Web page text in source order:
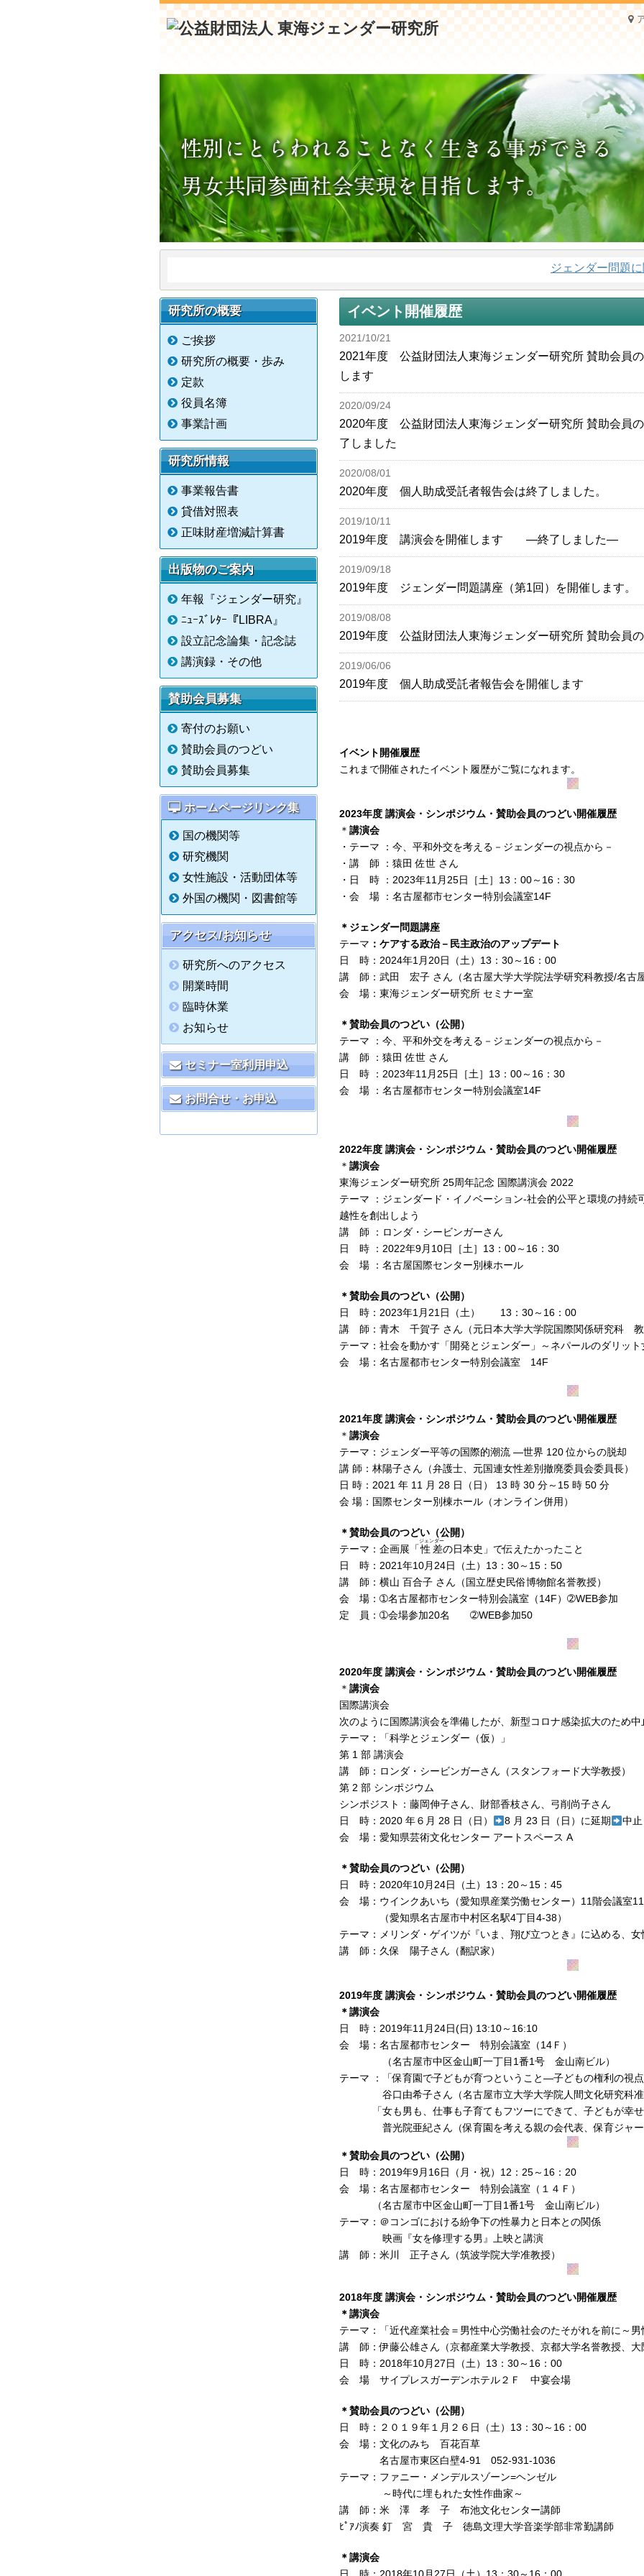
ジェンダー問題に関する
イベント開催履歴
2021/10/21
2021年度 公益財団法人東海ジェンダー研究所 賛助会員
します
2020/09/24
2020年度 公益財団法人東海ジェンダー研究所 賛助会員
了しました
2020/08/01
2020年度 個人助成受託者報告会は終了しました。
2019/10/11
2019年度 講演会を開催します —終了しました—
2019/09/18
2019年度 ジェンダー問題講座（第1回）を開催します。
2019/08/08
2019年度 公益財団法人東海ジェンダー研究所 賛助会員の
2019/06/06
2019年度 個人助成受託者報告会を開催します
イベント開催履歴
これまで開催されたイベント履歴がご覧になれます。
2023年度 講演会・シンポジウム・賛助会員のつどい開催履歴
＊ 講演会
・テーマ ：今、平和外交を考える－ジェンダーの視点から－
・講 師 ：猿田 佐世 さん
・日 時 ：2023年11月25日［土］13：00～16：30
・会 場 ：名古屋都市センター特別会議室14F
＊ジェンダー問題講座
テーマ ：ケアする政治－民主政治のアップデート
日 時：2024年1月20日（土）13：30～16：00
講 師：武田 宏子 さん（名古屋大学大学院法学研究科教授/名古屋
会 場：東海ジェンダー研究所 セミナー室
＊賛助会員のつどい（公開）
テーマ ：今、平和外交を考える－ジェンダーの視点から－
講 師 ：猿田 佐世 さん
日 時 ：2023年11月25日［土］13：00～16：30
会 場 ：名古屋都市センター特別会議室14F
2022年度 講演会・シンポジウム・賛助会員のつどい開催履歴
＊ 講演会
東海ジェンダー研究所 25周年記念 国際講演会 2022
テーマ ：ジェンダード・イノベーション-社会的公平と環境の持続
越性を創出しよう
講 師 ：ロンダ・シービンガーさん
日 時 ：2022年9月10日［土］13：00～16：30
会 場 ：名古屋国際センター別棟ホール
＊賛助会員のつどい（公開）
日 時：2023年1月21日（土） 13：30～16：00
講 師：青木 千賀子 さん（元日本大学大学院国際関係研究科 教
テーマ：社会を動かす「開発とジェンダー」～ネパールのダリット
会 場：名古屋都市センター特別会議室 14F
2021年度 講演会・シンポジウム・賛助会員のつどい開催履歴
＊ 講演会
テーマ：ジェンダー平等の国際的潮流 ―世界 120 位からの脱却
講 師：林陽子さん（弁護士、元国連女性差別撤廃委員会委員長）
日 時：2021 年 11 月 28 日（日） 13 時 30 分～15 時 50 分
会 場：国際センター別棟ホール（オンライン併用）
＊賛助会員のつどい（公開）
テーマ：企画展「性差
ジェンダー
の日本史」で伝えたかったこと
日 時：2021年10月24日（土）13：30～15：50
講 師：横山 百合子 さん（国立歴史民俗博物館名誉教授）
会 場：➀名古屋都市センター特別会議室（14F）➁WEB参加
定 員：➀会場参加20名 ➁WEB参加50
2020年度 講演会・シンポジウム・賛助会員のつどい開催履歴
＊ 講演会
国際講演会
次のように国際講演会を準備したが、新型コロナ感染拡大のため中
テーマ：「科学とジェンダー（仮）」
第 1 部 講演会
講 師：ロンダ・シービンガーさん（スタンフォード大学教授）
第 2 部 シンポジウム
シンポジスト：藤岡伸子さん、財部香枝さん、弓削尚子さん
日 時：2020 年６月 28 日（日）
8 月 23 日（日）に延期
中止
会 場：愛知県芸術文化センター アートスペース A
＊賛助会員のつどい（公開）
日 時：2020年10月24日（土）13：20～15：45
会 場：ウインクあいち（愛知県産業労働センター）11階会議室
（愛知県名古屋市中村区名駅4丁目4-38）
テーマ：メリンダ・ゲイツが『いま、翔び立つとき』に込める、
講 師：久保 陽子さん（翻訳家）
2019年度 講演会・シンポジウム・賛助会員のつどい開催履歴
＊講演会
日 時：2019年11月24日(日) 13:10～16:10
会 場：名古屋都市センター 特別会議室（14Ｆ）
（名古屋市中区金山町一丁目1番1号 金山南ビル）
テーマ ：「保育園で子どもが育つということ―子どもの権利の視
谷口由希子さん（名古屋市立大学大学院人間文化研究科准
「女も男も、仕事も子育てもフツーにできて、子どもが幸せ
普光院亜紀さん（保育園を考える親の会代表、保育ジャー
＊賛助会員のつどい（公開）
日 時：2019年9月16日（月・祝）12：25～16：20
会 場：名古屋都市センター 特別会議室（１４Ｆ）
（名古屋市中区金山町一丁目1番1号 金山南ビル）
テーマ：＠コンゴにおける紛争下の性暴力と日本との関係
映画『女を修理する男』上映と講演
講 師：米川 正子さん（筑波学院大学准教授）
2018年度 講演会・シンポジウム・賛助会員のつどい開催履歴
＊講演会
テーマ：「近代産業社会＝男性中心労働社会のたそがれを前に～
講 師：伊藤公雄さん（京都産業大学教授、京都大学名誉教授、大
日 時：2018年10月27日（土）13：30～16：00
会 場 サイプレスガーデンホテル２Ｆ 中宴会場
＊賛助会員のつどい（公開）
日 時：２０１９年１月２６日（土）13：30～16：00
会 場：文化のみち 百花百草
名古屋市東区白壁4-91 052-931-1036
テーマ：ファニー・メンデルスゾーン=ヘンゼル
～時代に埋もれた女性作曲家～
講 師：米 澤 孝 子 布池文化センター講師
ﾋﾟｱﾉ演奏 釘 宮 貴 子 徳島文理大学音楽学部非常勤講師
＊講演会
研究所の概要
ご挨拶
研究所の概要・歩み
定款
役員名簿
事業計画
研究所情報
事業報告書
貸借対照表
正味財産増減計算書
出版物のご案内
年報『ジェンダー研究』
ﾆｭｰｽﾞﾚﾀｰ『LIBRA』
設立記念論集・記念誌
講演録・その他
賛助会員募集
寄付のお願い
賛助会員のつどい
賛助会員募集
ホームページリンク集
国の機関等
研究機関
女性施設・活動団体等
外国の機関・図書館等
アクセス/お知らせ
研究所へのアクセス
開業時間
臨時休業
お知らせ
セミナー室利用申込
お問合せ・お申込